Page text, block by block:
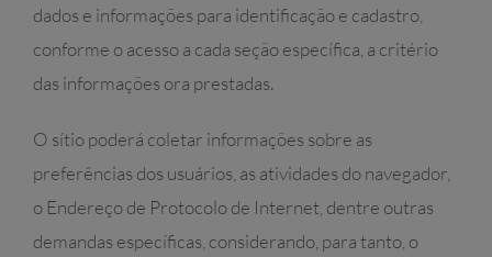
dados e informações para identificação e cadastro,
conforme o acesso a cada seção específica, a critério
das informações ora prestadas.
O sítio poderá coletar informações sobre as
preferências dos usuários, as atividades do navegador,
o Endereço de Protocolo de Internet, dentre outras
demandas específicas, considerando, para tanto, o